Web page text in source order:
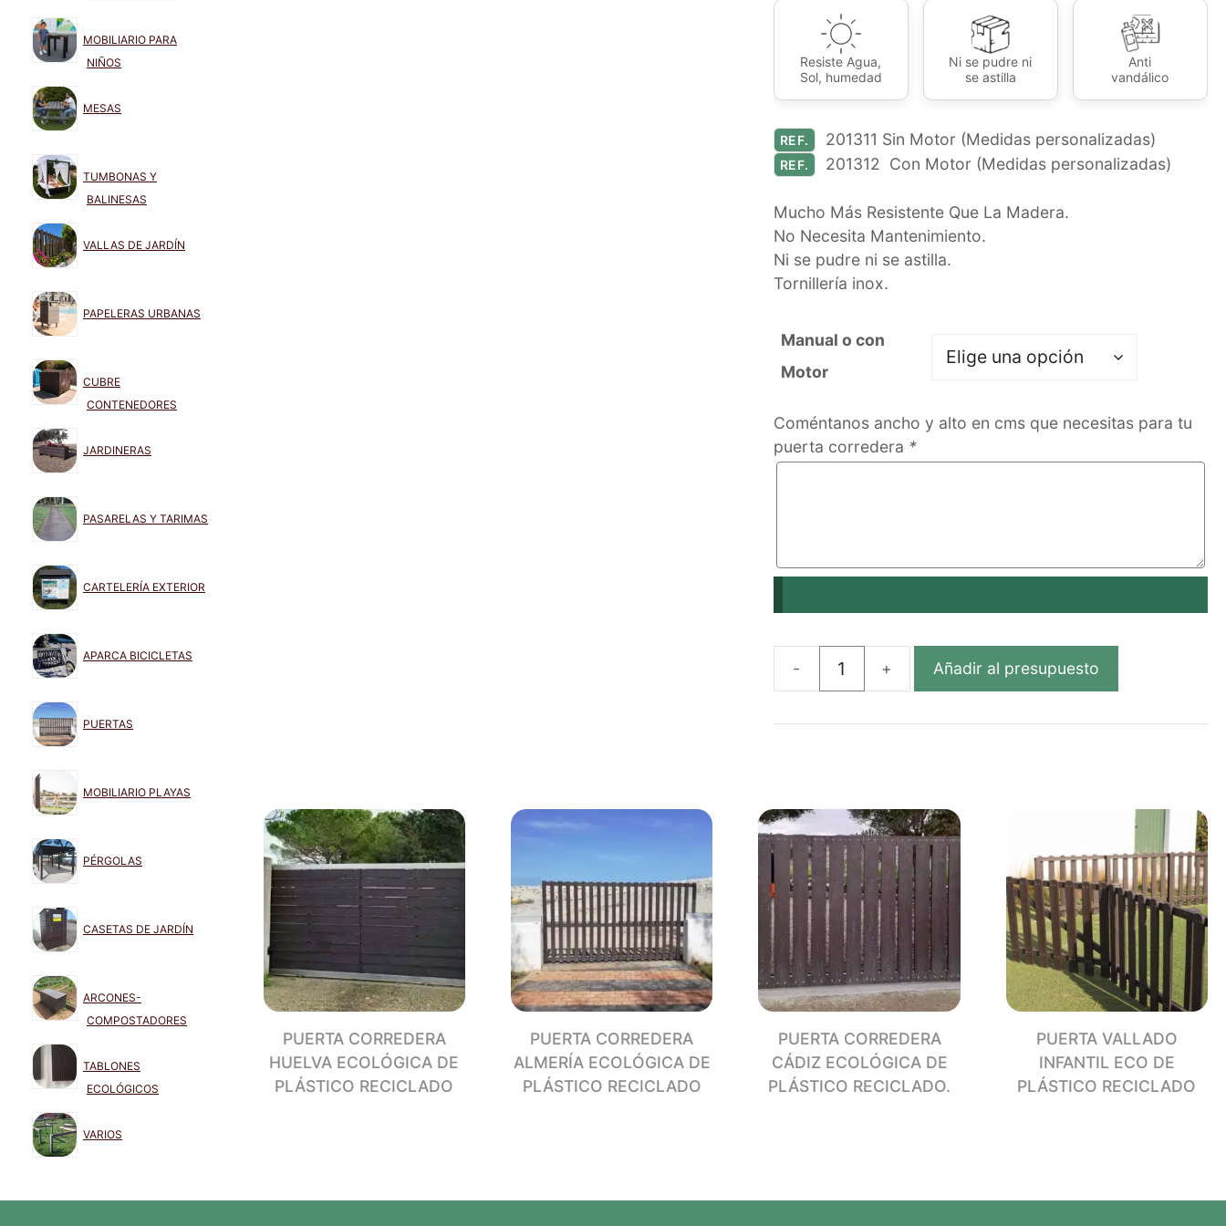
Resiste Agua,
Sol, humedad
Ni se pudre ni
se astilla
Anti
vandálico
REF. 201311 Sin Motor (Medidas personalizadas)
REF. 201312 Con Motor (Medidas personalizadas)
Mucho Más Resistente Que La Madera.
No Necesita Mantenimiento.
Ni se pudre ni se astilla.
Tornillería inox.
Manual o con
Motor
Coméntanos ancho y alto en cms que necesitas para tu
puerta corredera *
CÓRDOBA
RECICLADO
cantidad
Añadir al presupuesto
PUERTA CORREDERA
HUELVA ECOLÓGICA DE
PLÁSTICO RECICLADO
PUERTA CORREDERA
ALMERÍA ECOLÓGICA DE
PLÁSTICO RECICLADO
PUERTA CORREDERA
CÁDIZ ECOLÓGICA DE
PLÁSTICO RECICLADO.
PUERTA VALLADO
INFANTIL ECO DE
PLÁSTICO RECICLADO
MOBILIARIO PARA
NIÑOS
MESAS
TUMBONAS Y
BALINESAS
VALLAS DE JARDÍN
PAPELERAS URBANAS
CUBRE
CONTENEDORES
JARDINERAS
PASARELAS Y TARIMAS
CARTELERÍA EXTERIOR
APARCA BICICLETAS
PUERTAS
MOBILIARIO PLAYAS
PÉRGOLAS
CASETAS DE JARDÍN
ARCONES-
COMPOSTADORES
TABLONES
ECOLÓGICOS
VARIOS